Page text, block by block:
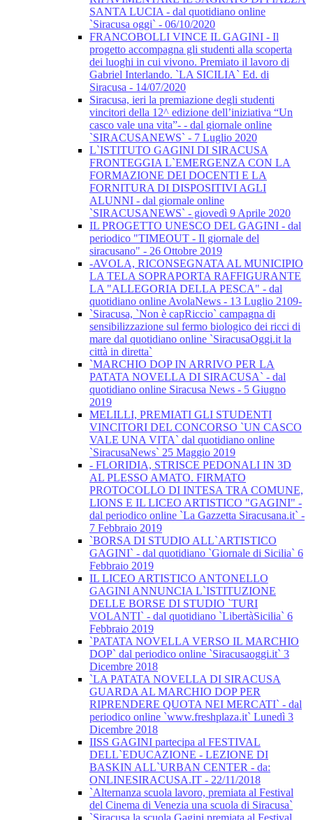
SANTA LUCIA - dal quotidiano online
`Siracusa oggi` - 06/10/2020
FRANCOBOLLI VINCE IL GAGINI - Il
progetto accompagna gli studenti alla scoperta
dei luoghi in cui vivono. Premiato il lavoro di
Gabriel Interlando. `LA SICILIA` Ed. di
Siracusa - 14/07/2020
Siracusa, ieri la premiazione degli studenti
vincitori della 12^ edizione dell’iniziativa “Un
casco vale una vita”- - dal giornale online
`SIRACUSANEWS` - 7 Luglio 2020
L`ISTITUTO GAGINI DI SIRACUSA
FRONTEGGIA L`EMERGENZA CON LA
FORMAZIONE DEI DOCENTI E LA
FORNITURA DI DISPOSITIVI AGLI
ALUNNI - dal giornale online
`SIRACUSANEWS` - giovedì 9 Aprile 2020
IL PROGETTO UNESCO DEL GAGINI - dal
periodico "TIMEOUT - Il giornale del
siracusano" - 26 Ottobre 2019
-AVOLA, RICONSEGNATA AL MUNICIPIO
LA TELA SOPRAPORTA RAFFIGURANTE
LA "ALLEGORIA DELLA PESCA" - dal
quotidiano online AvolaNews - 13 Luglio 2109-
`Siracusa, `Non è capRiccio` campagna di
sensibilizzazione sul fermo biologico dei ricci di
mare dal quotidiano online `SiracusaOggi.it la
città in diretta`
`MARCHIO DOP IN ARRIVO PER LA
PATATA NOVELLA DI SIRACUSA` - dal
quotidiano online Siracusa News - 5 Giugno
2019
MELILLI, PREMIATI GLI STUDENTI
VINCITORI DEL CONCORSO `UN CASCO
VALE UNA VITA` dal quotidiano online
`SiracusaNews` 25 Maggio 2019
- FLORIDIA, STRISCE PEDONALI IN 3D
AL PLESSO AMATO. FIRMATO
PROTOCOLLO DI INTESA TRA COMUNE,
LIONS E IL LICEO ARTISTICO "GAGINI" -
dal periodico online `La Gazzetta Siracusana.it` -
7 Febbraio 2019
`BORSA DI STUDIO ALL`ARTISTICO
GAGINI` - dal quotidiano `Giornale di Sicilia` 6
Febbraio 2019
IL LICEO ARTISTICO ANTONELLO
GAGINI ANNUNCIA L`ISTITUZIONE
DELLE BORSE DI STUDIO `TURI
VOLANTI` - dal quotidiano `LibertàSicilia` 6
Febbraio 2019
`PATATA NOVELLA VERSO IL MARCHIO
DOP` dal periodico online `Siracusaoggi.it` 3
Dicembre 2018
`LA PATATA NOVELLA DI SIRACUSA
GUARDA AL MARCHIO DOP PER
RIPRENDERE QUOTA NEI MERCATI` - dal
periodico online `www.freshplaza.it` Lunedì 3
Dicembre 2018
IISS GAGINI partecipa al FESTIVAL
DELL`EDUCAZIONE - LEZIONE DI
BASKIN ALL`URBAN CENTER - da:
ONLINESIRACUSA.IT - 22/11/2018
`Alternanza scuola lavoro, premiata al Festival
del Cinema di Venezia una scuola di Siracusa`